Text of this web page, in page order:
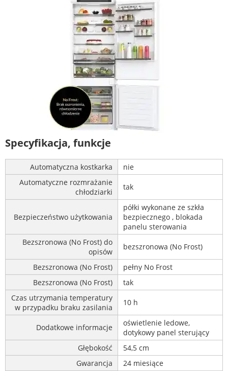
Specyfikacja, funkcje
Automatyczna kostkarka
nie
Automatyczne rozmrażanie
chłodziarki
tak
Bezpieczeństwo użytkowania
półki wykonane ze szkła
bezpiecznego , blokada
panelu sterowania
Bezszronowa (No Frost) do
opisów
bezszronowa (No Frost)
Bezszronowa (No Frost)
pełny No Frost
Bezszronowa (No Frost)
tak
Czas utrzymania temperatury
w przypadku braku zasilania
10 h
Dodatkowe informacje
oświetlenie ledowe,
dotykowy panel sterujący
Głębokość
54,5 cm
Gwarancja
24 miesiące